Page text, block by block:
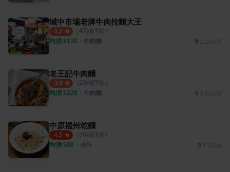
城中市場老牌牛肉拉麵大王
4.2 （ 47則評論）
均消 $110 ・ 牛肉麵 2.15公里
老王記牛肉麵
3.9 （ 20則評論）
均消 $220 ・ 牛肉麵
中原福州乾麵
4.5 （ 30則評論）
均消 $80 ・ 小吃